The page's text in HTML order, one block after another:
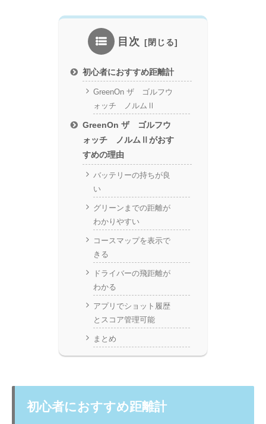
目次
初心者におすすめ距離計
GreenOn ザ ゴルフウ
ォッチ ノルムⅡ
GreenOn ザ ゴルフウ
ォッチ ノルムⅡがおす
すめの理由
バッテリーの持ちが良
い
グリーンまでの距離が
わかりやすい
コースマップを表示で
きる
ドライバーの飛距離が
わかる
アプリでショット履歴
とスコア管理可能
まとめ
初心者におすすめ距離計